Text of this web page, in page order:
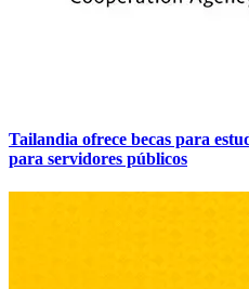
Tailandia ofrece becas para
para servidores públicos